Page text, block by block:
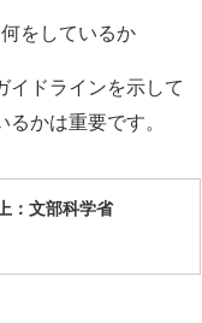
をしているか
ドラインを示して
かは重要です。
：文部科学省